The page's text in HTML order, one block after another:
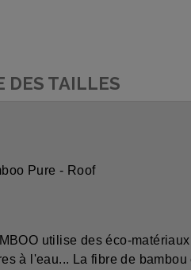
DES TAILLES
Pure - Roof
utilise des éco-
à l'eau... La fibre de